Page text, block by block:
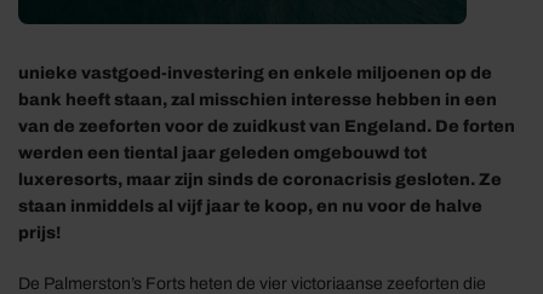
unieke vastgoed-investering en enkele miljoenen op de
bank heeft staan, zal misschien interesse hebben in een
van de zeeforten voor de zuidkust van Engeland. De forten
werden een tiental jaar geleden omgebouwd tot
luxeresorts, maar zijn sinds de coronacrisis gesloten. Ze
staan inmiddels al vijf jaar te koop, en nu voor de halve
prijs!
De Palmerston’s Forts heten de vier victoriaanse zeeforten die